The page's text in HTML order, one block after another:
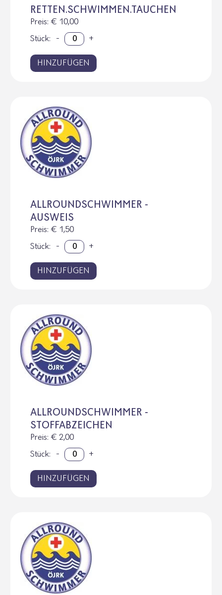
RETTEN.SCHWIMMEN.TAUCHEN
Preis: € 10,00
Stück:
- +
HINZUFÜGEN
ALLROUNDSCHWIMMER -
AUSWEIS
Preis: € 1,50
Stück:
- +
HINZUFÜGEN
ALLROUNDSCHWIMMER -
STOFFABZEICHEN
Preis: € 2,00
Stück:
- +
HINZUFÜGEN